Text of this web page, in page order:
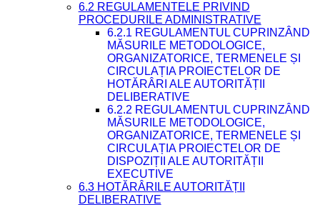
6.2 REGULAMENTELE PRIVIND
PROCEDURILE ADMINISTRATIVE
6.2.1 REGULAMENTUL CUPRINZÂND
MĂSURILE METODOLOGICE,
ORGANIZATORICE, TERMENELE ȘI
CIRCULAȚIA PROIECTELOR DE
HOTĂRÂRI ALE AUTORITĂȚII
DELIBERATIVE
6.2.2 REGULAMENTUL CUPRINZÂND
MĂSURILE METODOLOGICE,
ORGANIZATORICE, TERMENELE ȘI
CIRCULAȚIA PROIECTELOR DE
DISPOZIȚII ALE AUTORITĂȚII
EXECUTIVE
6.3 HOTĂRÂRILE AUTORITĂȚII
DELIBERATIVE